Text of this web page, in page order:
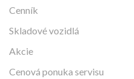
Cenník
Skladové vozidlá
Akcie
Cenová ponuka servisu